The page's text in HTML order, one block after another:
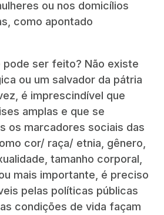
ou nos domicílios
como apontado
pode ser feito? Não existe
ou um salvador da pátria
é imprescindível que
amplas e que se
os marcadores sociais das
cor/ raça/ etnia, gênero,
tamanho corporal,
mais importante, é preciso
pelas políticas públicas
condições de vida façam